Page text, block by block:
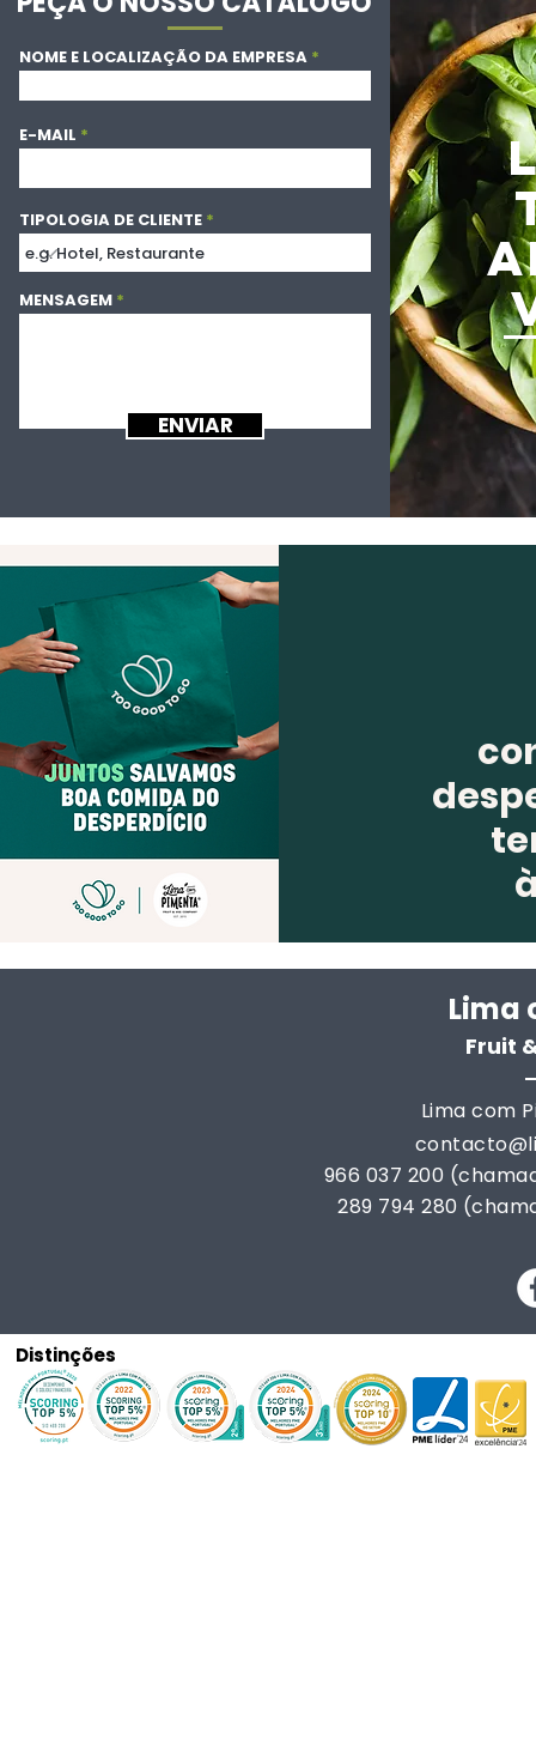
NOME E LOCALIZAÇÃO DA EMPRESA
E-MAIL
TIPOLOGIA DE CLIENTE
MENSAGEM
ENVIAR
Lima
Fruit
Lima com
966 037 200
289 794 280
Distinções